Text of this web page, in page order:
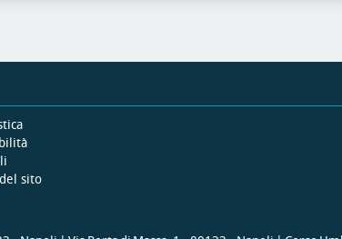
sito